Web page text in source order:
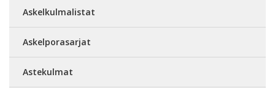
Askelkulmalistat
Askelporasarjat
Astekulmat